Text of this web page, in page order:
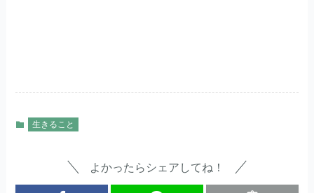
生きること
よかったらシェアしてね！